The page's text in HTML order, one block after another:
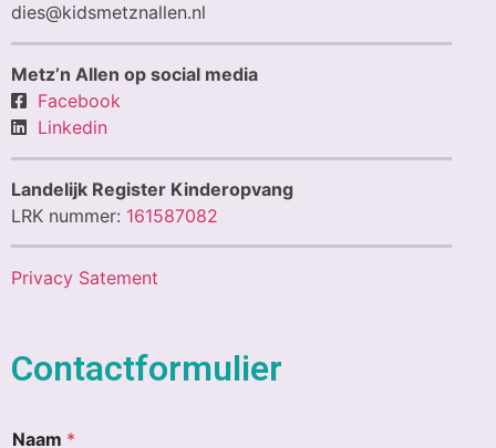
dies@kidsmetznallen.nl
Metz’n Allen op social media
Facebook
Linkedin
Landelijk Register Kinderopvang
LRK nummer: 161587082
Privacy Satement
Contactformulier
Naam *